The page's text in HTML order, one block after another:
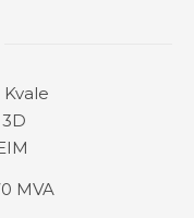
MVA